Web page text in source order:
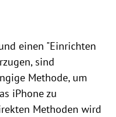
einen "Einrichten
sind
Methode, um
iPhone zu
Methoden wird